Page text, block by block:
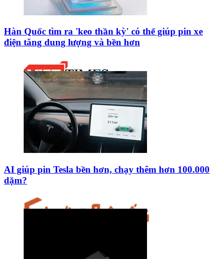
Hàn Quốc tìm ra 'keo thần kỳ' có thể giúp pin xe
điện tăng dung lượng và bền hơn
AI giúp pin Tesla bền hơn, chạy thêm hơn 100.000
dặm?